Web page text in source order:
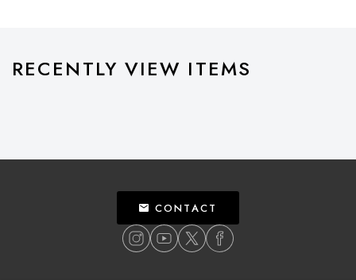
RECENTLY VIEW ITEMS
CONTACT